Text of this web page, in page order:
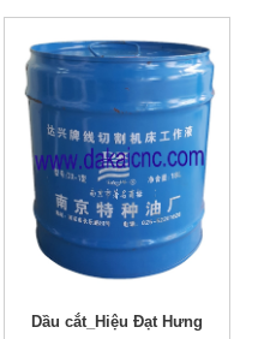
Dầu cắt_Hiệu Đạt Hưng